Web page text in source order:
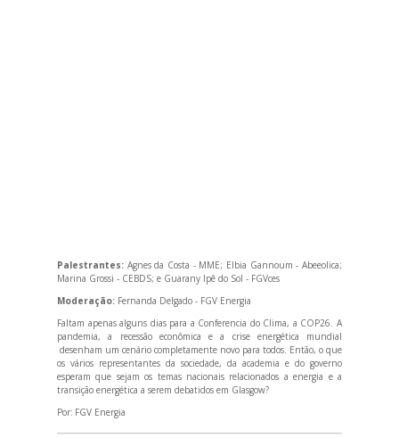
Palestrantes: Agnes da Costa - MME; Elbia Gannoum - Abeeolica;
Marina Grossi - CEBDS; e Guarany Ipê do Sol - FGVces
Moderação: Fernanda Delgado - FGV Energia
Faltam apenas alguns dias para a Conferencia do Clima, a COP26. A
pandemia, a recessão econômica e a crise energética mundial
desenham um cenário completamente novo para todos. Então, o que
os vários representantes da sociedade, da academia e do governo
esperam que sejam os temas nacionais relacionados a energia e a
transição energética a serem debatidos em Glasgow?
Por: FGV Energia